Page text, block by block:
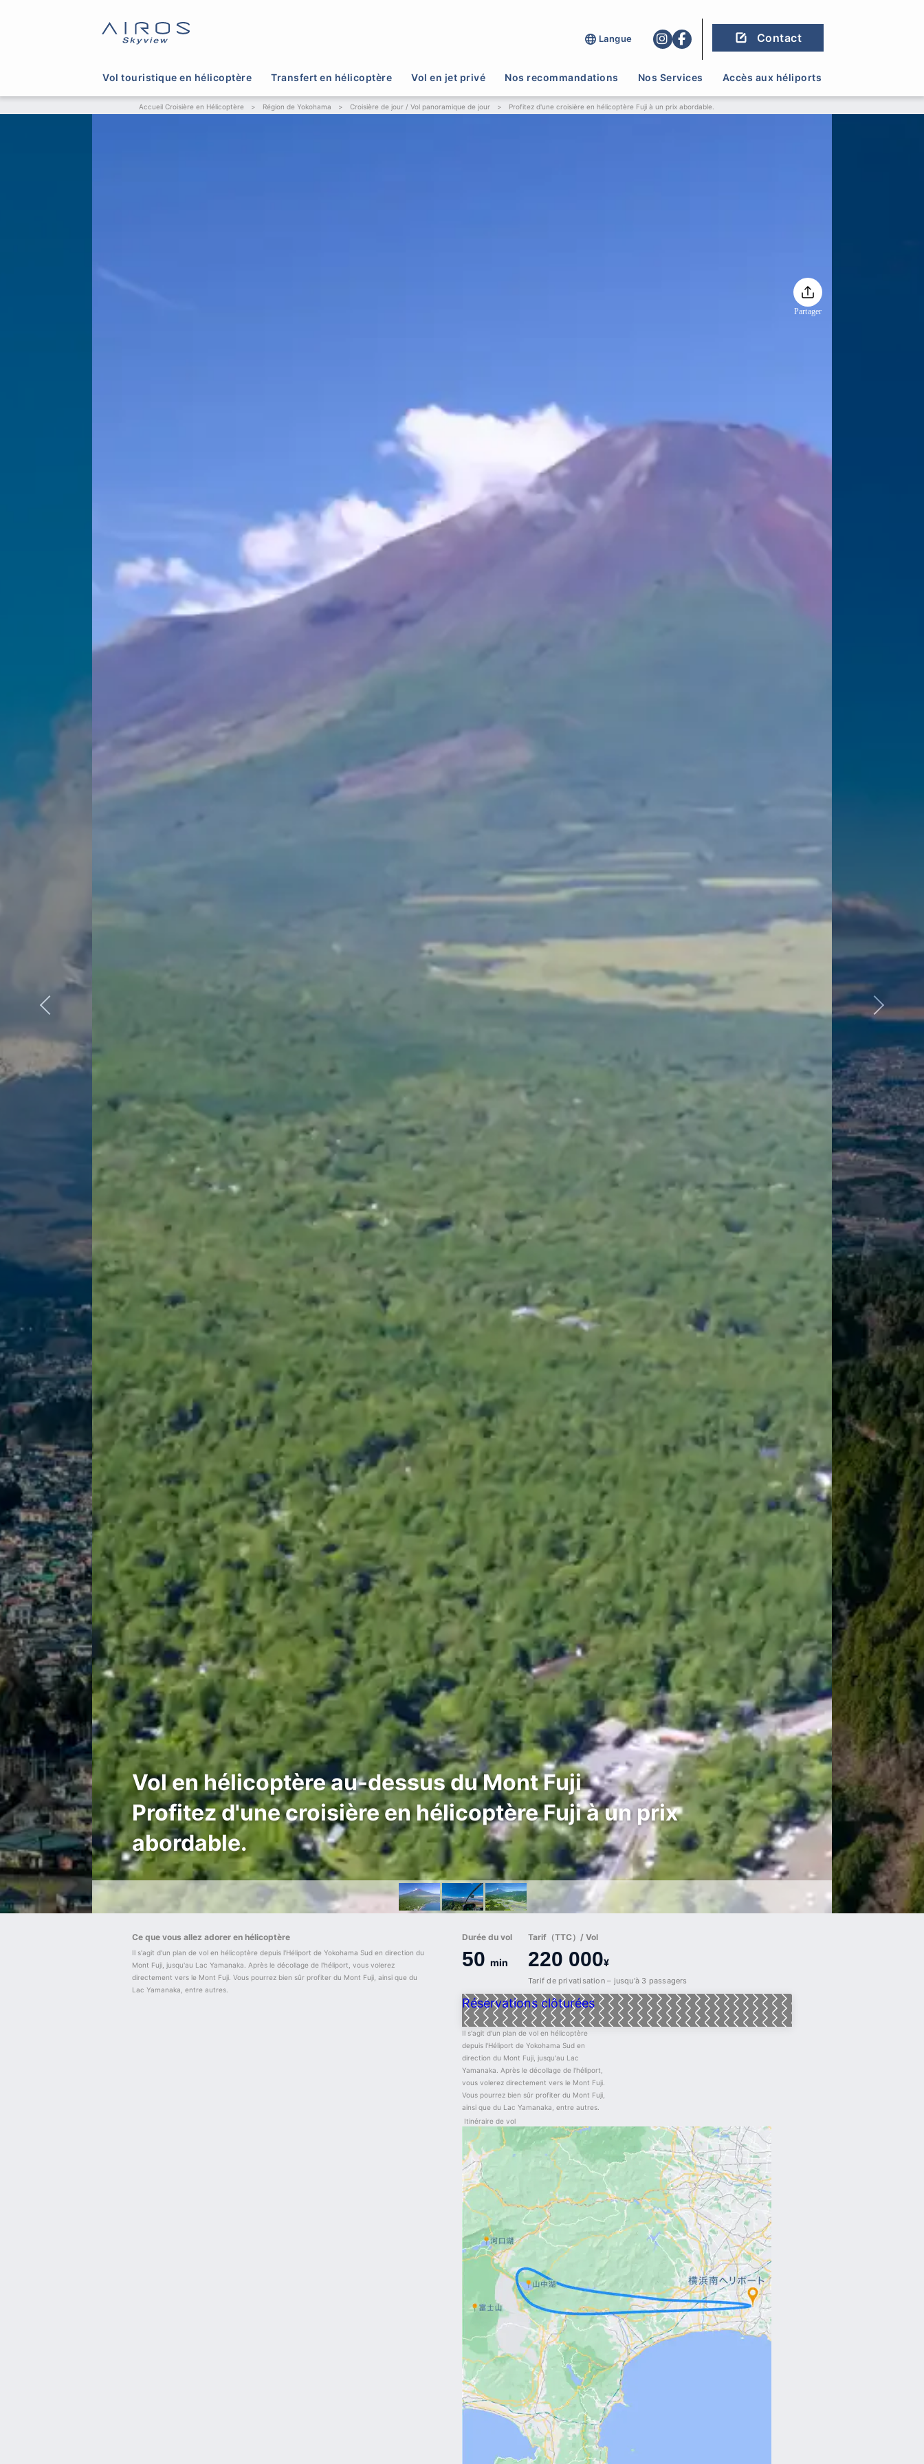
Langue Contact
Vol touristique en hélicoptère Transfert en hélicoptère Vol en jet privé Nos recommandations Nos Services Accès aux héliports
Accueil Croisière en Hélicoptère > Région de Yokohama > Croisière de jour / Vol panoramique de jour > Profitez d'une croisière en hélicoptère Fuji à un prix abordable.
Partager
Vol en hélicoptère au-dessus du Mont Fuji
Profitez d'une croisière en hélicoptère Fuji à un prix
abordable.
Durée du vol
50 min
Tarif（TTC）/ Vol
220 000¥
Tarif de privatisation – jusqu'à 3 passagers
Réservations clôturées
Il s'agit d'un plan de vol en hélicoptère
depuis l'Héliport de Yokohama Sud en
direction du Mont Fuji, jusqu'au Lac
Yamanaka. Après le décollage de l'héliport,
vous volerez directement vers le Mont Fuji.
Vous pourrez bien sûr profiter du Mont Fuji,
ainsi que du Lac Yamanaka, entre autres.
Itinéraire de vol
Ce que vous allez adorer en hélicoptère
Il s'agit d'un plan de vol en hélicoptère depuis l'Héliport de Yokohama Sud en direction du
Mont Fuji, jusqu'au Lac Yamanaka. Après le décollage de l'héliport, vous volerez
directement vers le Mont Fuji. Vous pourrez bien sûr profiter du Mont Fuji, ainsi que du
Lac Yamanaka, entre autres.